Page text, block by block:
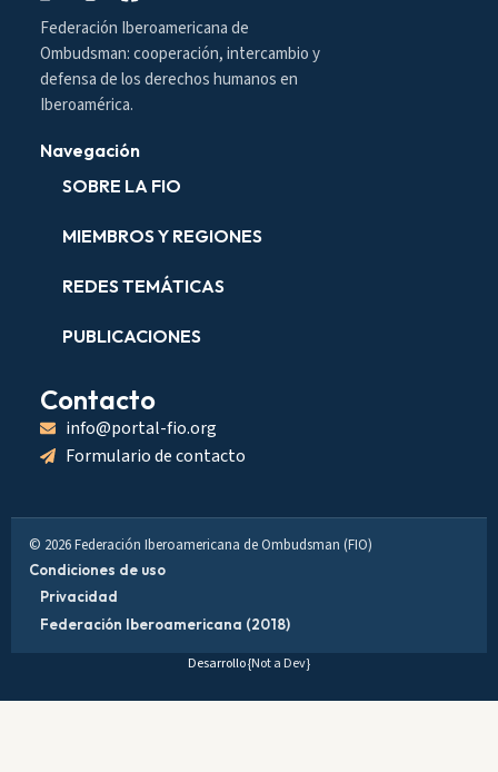
Federación Iberoamericana de
Ombudsman: cooperación, intercambio y
defensa de los derechos humanos en
Iberoamérica.
Navegación
SOBRE LA FIO
MIEMBROS Y REGIONES
REDES TEMÁTICAS
PUBLICACIONES
Contacto
info@portal-fio.org
Formulario de contacto
© 2026 Federación Iberoamericana de Ombudsman (FIO)
Condiciones de uso
Privacidad
Federación Iberoamericana (2018)
Desarrollo{Not a Dev}